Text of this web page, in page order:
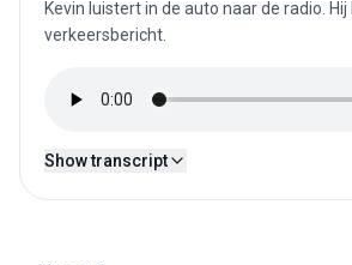
Kevin luistert in de auto naar de radio.
verkeersbericht.
Show transcript